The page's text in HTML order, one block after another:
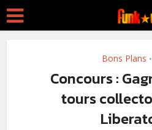
Bons Plans •
Concours :
tours